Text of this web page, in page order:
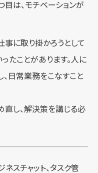
目は、モチベーションが
事に取り掛かろうとして
たことがあります。人に
日常業務をこなすこと
直し、解決策を講じる必
ネスチャット、タスク管